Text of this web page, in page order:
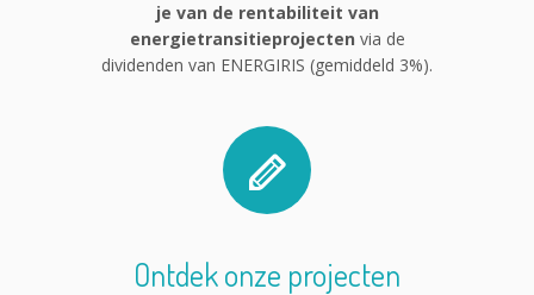
je van de rentabiliteit van
energietransitieprojecten via de
dividenden van ENERGIRIS (gemiddeld 3%).
Ontdek onze projecten